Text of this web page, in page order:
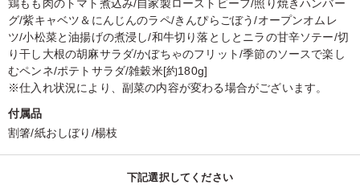
鶏もも肉のトマト煮込み/自家製ローストビーフ/照り焼きハンバー
グ/紫キャベツ＆にんじんのラペ/きんぴらごぼう/オープンオムレ
ツ/小松菜と油揚げの煮浸し/和牛切り落としとニラの甘辛ソテー/切
り干し大根の胡麻サラダ/かぼちゃのフリット/季節のソースで楽し
むペンネ/ポテトサラダ/雑穀米[約180g]
※仕入れ状況により、副菜の内容が変わる場合がございます。
付属品
割箸/紙おしぼり/楊枝
下記選択してください